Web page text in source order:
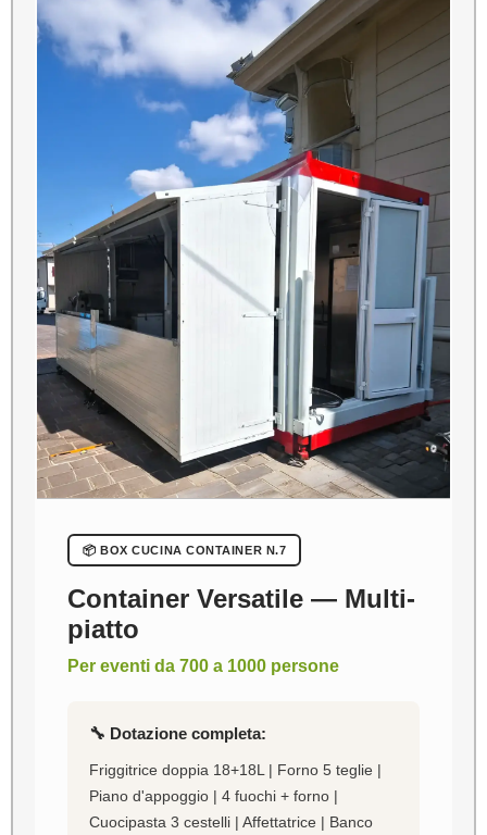
📦 BOX CUCINA CONTAINER N.7
Container Versatile — Multi-
piatto
Per eventi da 700 a 1000 persone
🔧 Dotazione completa:
Friggitrice doppia 18+18L | Forno 5 teglie |
Piano d'appoggio | 4 fuochi + forno |
Cuocipasta 3 cestelli | Affettatrice | Banco